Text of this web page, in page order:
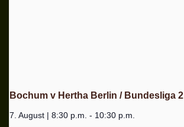
Bochum v Hertha Berlin / Bundesliga 2
7. August | 8:30 p.m. - 10:30 p.m.